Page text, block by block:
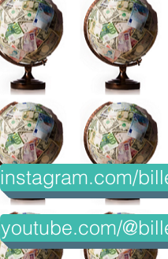
instagram.com/
youtube.com/